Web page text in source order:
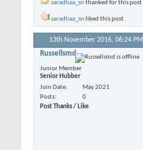
saradhaa_sn thanked for this post
saradhaa_sn liked this post
13th November 2016, 06:24 PM
Russellsmd
Junior Member
Senior Hubber
Join Date
May 2021
Posts
0
Post Thanks / Like